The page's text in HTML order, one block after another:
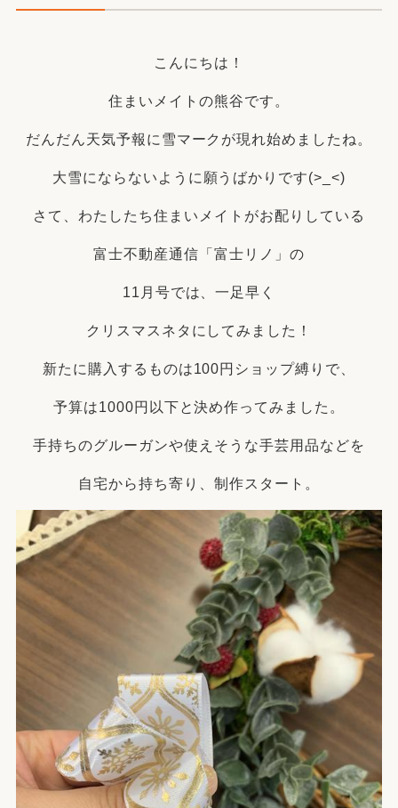
こんにちは！
住まいメイトの熊谷です。
だんだん天気予報に雪マークが現れ始めましたね。
大雪にならないように願うばかりです(>_<)
さて、わたしたち住まいメイトがお配りしている
富士不動産通信「富士リノ」の
11月号では、一足早く
クリスマスネタにしてみました！
新たに購入するものは100円ショップ縛りで、
予算は1000円以下と決め作ってみました。
手持ちのグルーガンや使えそうな手芸用品などを
自宅から持ち寄り、制作スタート。